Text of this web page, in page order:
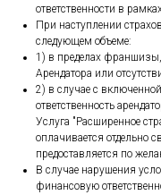
ответственности в
При наступлении
следующем объеме:
1) в пределах
Арендатора или
2) в случае с
ответственность
Услуга "Расширенное
оплачивается отдельно
предоставляется по
В случае нарушения
финансовую